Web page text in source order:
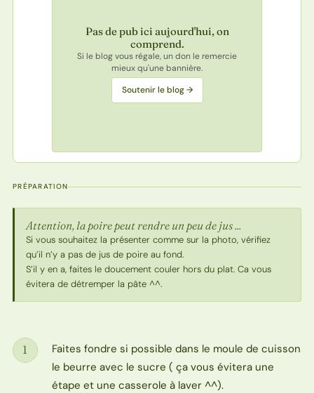
Pas de pub ici aujourd'hui, on
comprend.
Si le blog vous régale, un don le remercie
mieux qu'une bannière.
Soutenir le blog →
PRÉPARATION
Attention, la poire peut rendre un peu de jus ...
Si vous souhaitez la présenter comme sur la photo, vérifiez
qu’il n’y a pas de jus de poire au fond.
S’il y en a, faites le doucement couler hors du plat. Ca vous
évitera de détremper la pâte ^^.
Étape
1
Faites fondre si possible dans le moule de cuisson
le beurre avec le sucre ( ça vous évitera une
étape et une casserole à laver ^^).